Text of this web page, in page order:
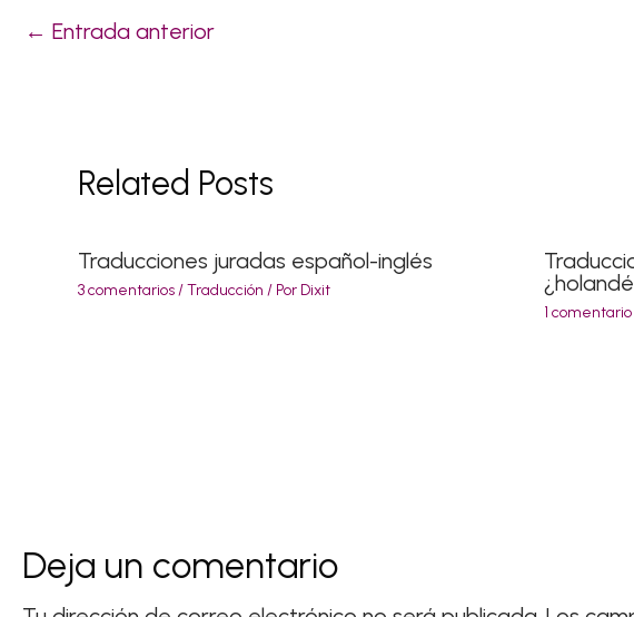
← Entrada anterior
Related Posts
Traducciones juradas español-inglés
3 comentarios/Traducción / Por Dixit
1 comentario
Deja un comentario